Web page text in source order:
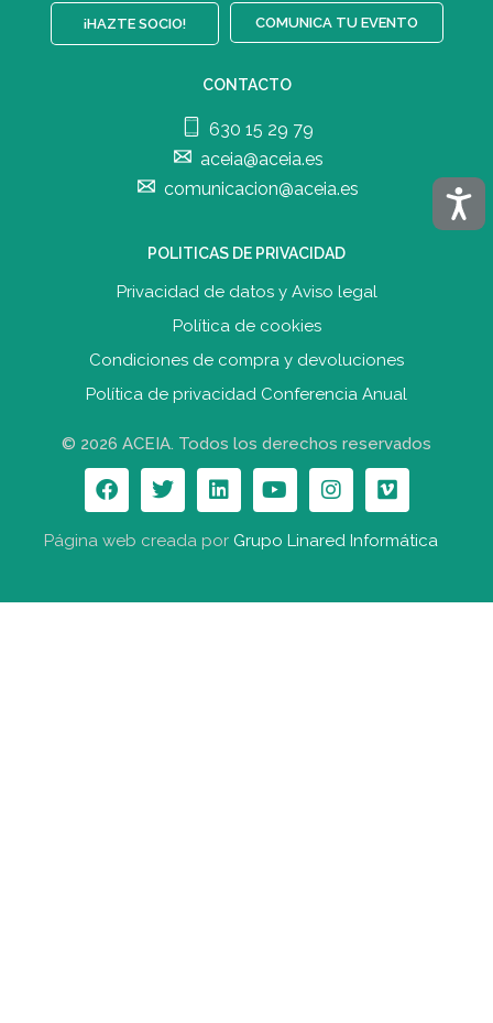
¡HAZTE SOCIO! COMUNICA TU EVENTO
CONTACTO
630 15 29 79
aceia@aceia.es
comunicacion@aceia.es
POLITICAS DE PRIVACIDAD
Privacidad de datos y Aviso legal
Política de cookies
Condiciones de compra y devoluciones
Política de privacidad Conferencia Anual
© 2026 ACEIA. Todos los derechos reservados
Página web creada por Grupo Linared Informática